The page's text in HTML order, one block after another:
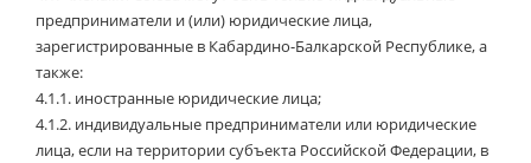
предприниматели и (или) юридические лица,
зарегистрированные в Кабардино-Балкарской Республике, а
также:
4.1.1. иностранные юридические лица;
4.1.2. индивидуальные предприниматели или юридические
лица, если на территории субъекта Российской Федерации, в